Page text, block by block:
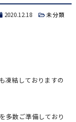
2020.12.18 未分類
凍結しておりますの
多数ご準備しており